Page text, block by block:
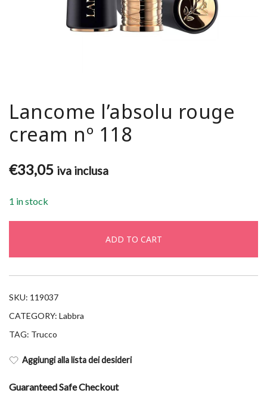
Lancome l’absolu rouge
cream nº 118
€33,05 iva inclusa
1 in stock
ADD TO CART
SKU: 119037
CATEGORY: Labbra
TAG: Trucco
Aggiungi alla lista dei desideri
Guaranteed Safe Checkout